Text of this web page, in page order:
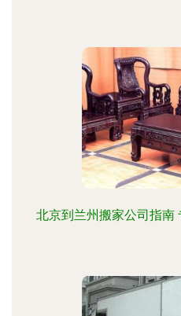
北京到兰州搬家公司指南